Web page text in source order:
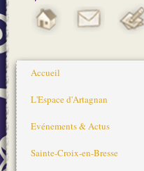
Accueil
L'Espace d'Artagnan
Evénements & Actus
Sainte-Croix-en-Bresse